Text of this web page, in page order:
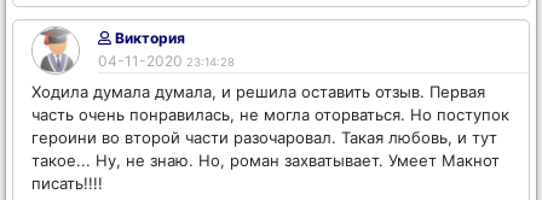
Виктория
04-11-2020 23:14:28
Ходила думала думала, и решила оставить отзыв. Первая
часть очень понравилась, не могла оторваться. Но поступок
героини во второй части разочаровал. Такая любовь, и тут
такое... Ну, не знаю. Но, роман захватывает. Умеет Макнот
писать!!!!